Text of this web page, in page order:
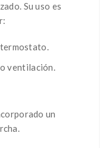
Su uso es
termostato.
ventilación.
un